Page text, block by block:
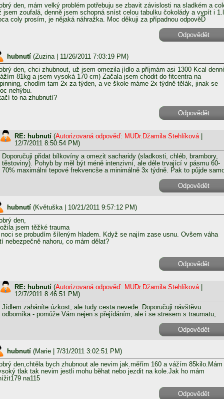
den, mám velký problém potřebuju se zbavit závislosti na sladkém a
jsem zoufalá, denně jsem schopná sníst celou tabulku čokolády a vypít i
coly prosím, je nějaká náhražka. Moc děkuji za případnou odpověĎ
Odpovědět
hubnutí (Zuzina| 11/26/2011 7:03:19 PM)
den, chci zhubnout, už jsem omezila jídlo a příjmám asi 1300 Kcal
81kg a jsem vysoká 170 cm) Začala jsem chodit do fitcentra na
chodím tam 2x za týden, a ve škole máme 2x týdně tělák, jinak se
nehýbu.
to na zhubnutí?
Odpovědět
RE: hubnutí (Autorizovaná odpověď: MUDr.Džamila Stehlíková|
12/7/2011 8:50:54 PM)
Doporučuji přidat bílkovíny a omezit sacharidy (sladkosti, chléb, brambory,
těstoviny). Pohyb by měl být méně intenzivní, ale déle trvající v pásmu 60-
70% maximální tepové frekvencše a minimálně 3x týdně. Pak to půjde
Odpovědět
hubnutí (Květuška| 10/21/2011 9:57:12 PM)
den,
jsem těžké trauma
se probudím šíleným hladem. Když se najím zase usnu. Ovšem váha
nebezpečně nahoru, co mám dělat?
Odpovědět
RE: hubnutí (Autorizovaná odpověď: MUDr.Džamila Stehlíková|
12/7/2011 8:46:51 PM)
Jídlem zaháníte úzkost, ale tudy cesta nevede. Doporučuji návštěvu
odborníka - pomůže Vám nejen s přejídáním, ale i se stresem s traumatu,
Odpovědět
hubnutí (Marie | 7/31/2011 3:02:51 PM)
den,chtěla bych zhubnout ale nevim jak.měřím 160 a vážím 85kilo.Mám
tlak tak nevim jestli mohu běhat nebo jezdit na kole.Jak ho mám
na115
Odpovědět